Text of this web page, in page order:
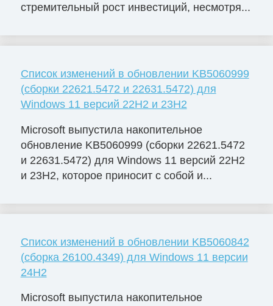
стремительный рост инвестиций, несмотря...
Список изменений в обновлении KB5060999
(сборки 22621.5472 и 22631.5472) для
Windows 11 версий 22H2 и 23H2
Microsoft выпустила накопительное
обновление KB5060999 (сборки 22621.5472
и 22631.5472) для Windows 11 версий 22H2
и 23H2, которое приносит с собой и...
Список изменений в обновлении KB5060842
(сборка 26100.4349) для Windows 11 версии
24H2
Microsoft выпустила накопительное